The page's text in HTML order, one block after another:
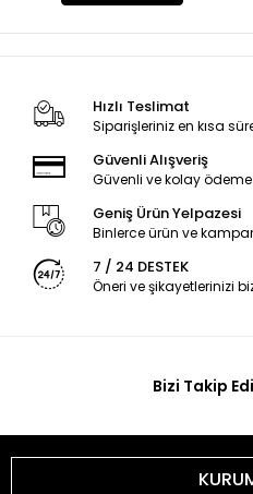
Hızlı Teslimat
Siparişleriniz en kısa
Güvenli Alışveriş
Güvenli ve kolay
Geniş Ürün Yelpazesi
Binlerce ürün ve
7 / 24 DESTEK
Öneri ve şikayetlerinizi
Bizi Takip